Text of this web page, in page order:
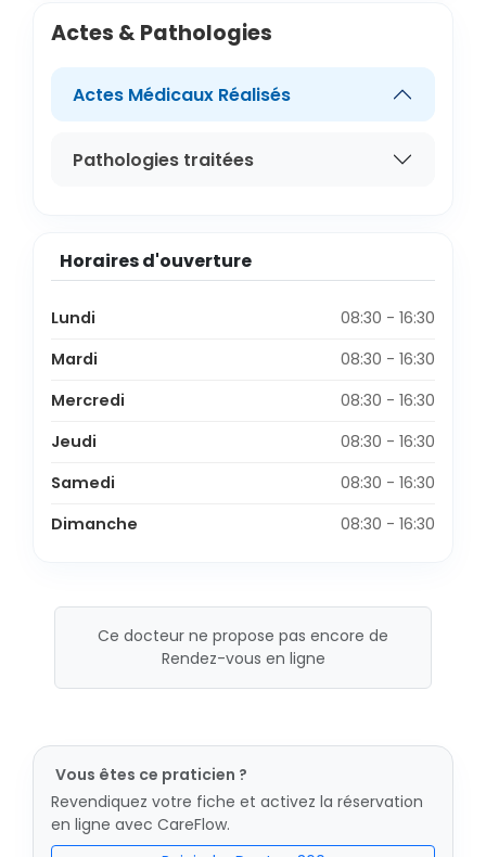
Actes & Pathologies
Actes Médicaux Réalisés
Pathologies traitées
Horaires d'ouverture
Lundi
08:30 - 16:30
Mardi
08:30 - 16:30
Mercredi
08:30 - 16:30
Jeudi
08:30 - 16:30
Samedi
08:30 - 16:30
Dimanche
08:30 - 16:30
Ce docteur ne propose pas encore de
Rendez-vous en ligne
Vous êtes ce praticien ?
Revendiquez votre fiche et activez la réservation
en ligne avec CareFlow.